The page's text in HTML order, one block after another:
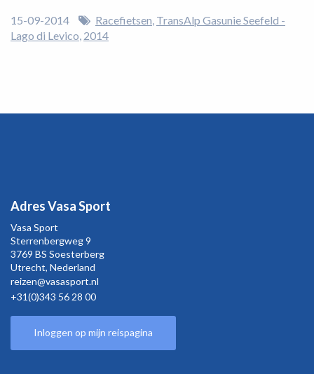
15-09-2014 Racefietsen TransAlp Gasunie Seefeld -
Lago di Levico 2014
Adres Vasa Sport
Vasa Sport
Sterrenbergweg9
3769 BS Soesterberg
Utrecht, Nederland
reizen@vasasport.nl
+31(0)343 56 28 00
Inloggen op mijn reispagina